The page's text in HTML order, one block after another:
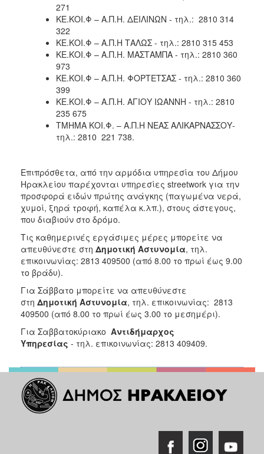
Κοινωνικό
Φαρμακείο
Κοινωνικό
Παντοπωλείο
Ισότητα
των
Φύλων
Υγεία
Αυτόματοι
Απινιδωτές
ΤΟΠΟΣ
ΔΗΜΟΣ
ΠΟΛΙΤΙΣΜΟΣ
271
ΚΕ.ΚΟΙ.Φ – Α.Π.Η. ΔΕΙΛΙΝΩΝ - τηλ.: 2810 314
322
ΚΕ.ΚΟΙ.Φ – Α.Π.Η ΤΑΛΩΣ - τηλ.: 2810 315 453
ΚΕ.ΚΟΙ.Φ – Α.Π.Η. ΜΑΣΤΑΜΠΑ - τηλ.: 2810 360
973
ΚΕ.ΚΟΙ.Φ – Α.Π.Η. ΦΟΡΤΕΤΣΑΣ - τηλ.: 2810 360
399
ΚΕ.ΚΟΙ.Φ – Α.Π.Η. ΑΓΙΟΥ ΙΩΑΝΝΗ - τηλ.: 2810
235 675
ΤΜΗΜΑ ΚΟΙ.Φ. – Α.Π.Η ΝΕΑΣ ΑΛΙΚΑΡΝΑΣΣΟΥ-
τηλ.: 2810 221 738.
Επιπρόσθετα, από την αρμόδια υπηρεσία του Δήμου
Ηρακλείου παρέχονται υπηρεσίες streetwork για την
προσφορά ειδών πρώτης ανάγκης (παγωμένα νερά,
χυμοί, ξηρά τροφή, καπέλα κ.λπ.), στους άστεγους,
που διαβιούν στο δρόμο.
Τις καθημερινές εργάσιμες μέρες μπορείτε να
απευθύνεστε στη Δημοτική Αστυνομία, τηλ.
επικοινωνίας: 2813 409500 (από 8.00 το πρωί έως 9.00
το βράδυ).
Για Σάββατο μπορείτε να απευθύνεστε
στη Δημοτική Αστυνομία, τηλ. επικοινωνίας: 2813
409500 (από 8.00 το πρωί έως 3.00 το μεσημέρι).
Για Σαββατοκύριακο Αντιδήμαρχος
Υπηρεσίας - τηλ. επικοινωνίας: 2813 409409.